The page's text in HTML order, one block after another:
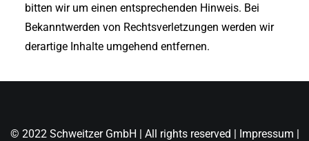
bitten wir um einen entsprechenden Hinweis. Bei
Bekanntwerden von Rechtsverletzungen werden wir
derartige Inhalte umgehend entfernen.
© 2022 Schweitzer GmbH | All rights reserved | Impressum |